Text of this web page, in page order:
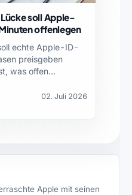
soll Apple-
offenlegen
echte Apple-ID-
preisgeben
was offen…
02. Juli 2026
Apple mit seinen